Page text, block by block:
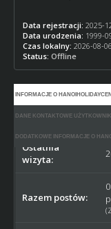
Data rejestracji: 2025-
Data urodzenia: 1999-
Czas lokalny: 2026-08-
Status: Offline
INFORMACJE O
DANE KONTAKTOWE
DODATKOWE INFORMACJE O
Dołączył:
Ostatnia
wizyta:
Razem postów:
(